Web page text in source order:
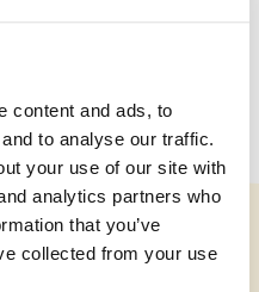
content and ads, to
to analyse our traffic.
your use of our site with
analytics partners who
that you’ve
collected from your use
kurz